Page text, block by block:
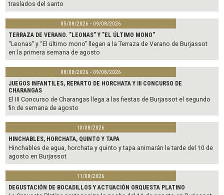
traslados del santo
05/08/2026 - 09/08/2026
TERRAZA DE VERANO. "LEONAS" Y "EL ÚLTIMO MONO"
“Leonas” y “El último mono” llegan a la Terraza de Verano de Burjassot
en la primera semana de agosto
08/08/2026 - 09/08/2026
JUEGOS INFANTILES, REPARTO DE HORCHATA Y III CONCURSO DE
CHARANGAS
El III Concurso de Charangas llega a las fiestas de Burjassot el segundo
fin de semana de agosto
10/08/2026
HINCHABLES, HORCHATA, QUINTO Y TAPA
Hinchables de agua, horchata y quinto y tapa animarán la tarde del 10 de
agosto en Burjassot
11/08/2026
DEGUSTACIÓN DE BOCADILLOS Y ACTUACIÓN ORQUESTA PLATINO